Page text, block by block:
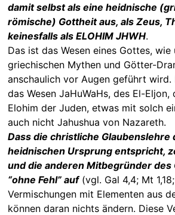
damit selbst als eine heidnische
römische) Gottheit aus, als Zeus,
keinesfalls als ELOHIM JHWH.
Das ist das Wesen eines Gottes, wie
griechischen Mythen und Götter-
anschaulich vor Augen geführt wird.
das Wesen JaHuWaHs, des El-
Elohim der Juden, etwas mit solch
auch nicht Jahushua von Nazareth.
Dass die christliche Glaubenslehre
heidnischen Ursprung entspricht,
und die anderen Mitbegründer
“ohne Fehl” auf(vgl. Gal 4,4; Mt
Vermischungen mit Elementen aus
können daran nichts ändern. Diese